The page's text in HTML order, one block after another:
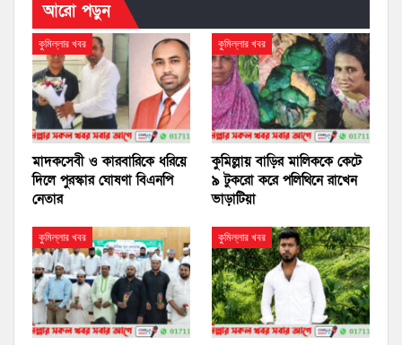
আরো পড়ুন
কুমিল্লার খবর
মাদকসেবী ও কারবারিকে ধরিয়ে
দিলে পুরস্কার ঘোষণা বিএনপি
নেতার
কুমিল্লার খবর
কুমিল্লায় বাড়ির মালিককে কেটে
৯ টুকরো করে পলিথিনে রাখেন
ভাড়াটিয়া
কুমিল্লার খবর কুমিল্লার খবর